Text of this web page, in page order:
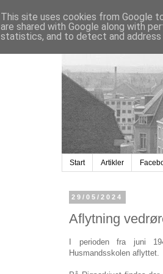
Start Artikler
29/05/2024
Aflytning
I perioden fra juni
Husmandsskolen aflyttet.
This site uses cookies from Google
are shared with Google along with
statistics, and to detect and address